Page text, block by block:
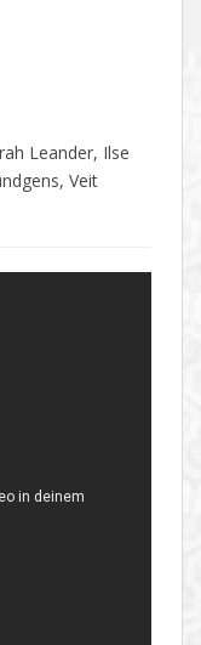
Leander, Ilse
Veit